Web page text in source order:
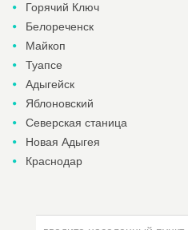
Горячий Ключ
Белореченск
Майкоп
Туапсе
Адыгейск
Яблоновский
Северская станица
Новая Адыгея
Краснодар